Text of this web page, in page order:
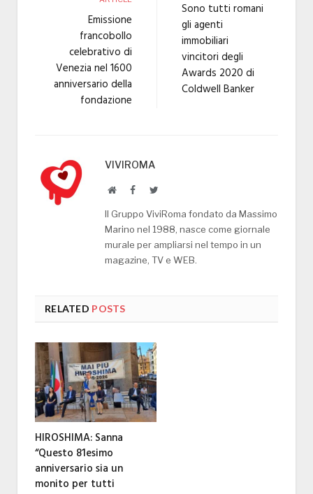
Emissione
francobollo
celebrativo di
Venezia nel 1600
anniversario della
fondazione
Sono tutti romani
gli agenti
immobiliari
vincitori degli
Awards 2020 di
Coldwell Banker
VIVIROMA
WebsiteFacebookTwitter
Il Gruppo ViviRoma fondato da Massimo
Marino nel 1988, nasce come giornale
murale per ampliarsi nel tempo in un
magazine, TV e WEB.
RELATED POSTS
HIROSHIMA: Sanna
“Questo 81esimo
anniversario sia un
monito per tutti